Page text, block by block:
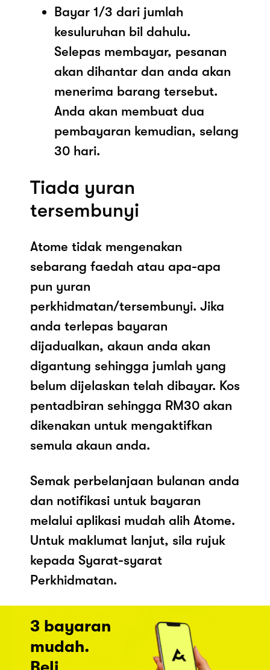
Bayar 1/3 dari jumlah
kesuluruhan bil dahulu.
Selepas membayar, pesanan
akan dihantar dan anda akan
menerima barang tersebut.
Anda akan membuat dua
pembayaran kemudian, selang
30 hari.
Tiada yuran
tersembunyi
Atome tidak mengenakan
sebarang faedah atau apa-apa
pun yuran
perkhidmatan/tersembunyi. Jika
anda terlepas bayaran
dijadualkan, akaun anda akan
digantung sehingga jumlah yang
belum dijelaskan telah dibayar. Kos
pentadbiran sehingga RM30 akan
dikenakan untuk mengaktifkan
semula akaun anda.
Semak perbelanjaan bulanan anda
dan notifikasi untuk bayaran
melalui aplikasi mudah alih Atome.
Untuk maklumat lanjut, sila rujuk
kepada Syarat-syarat
Perkhidmatan.
3 bayaran
mudah.